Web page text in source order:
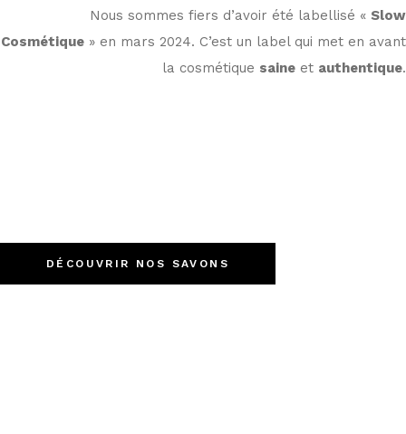
Nous sommes fiers d’avoir été labellisé « Slow
Cosmétique » en mars 2024. C’est un label qui met en avant
la cosmétique saine et authentique.
DÉCOUVRIR NOS SAVONS